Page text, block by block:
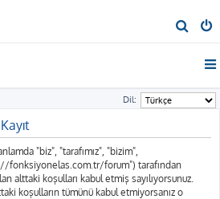
r
Dil:
"biz", "tarafımız", "bizim",
fonksiyonelas.com.tr/forum") tarafından
alttaki koşulları kabul etmiş sayılıyorsunuz.
koşulların tümünü kabul etmiyorsanız o